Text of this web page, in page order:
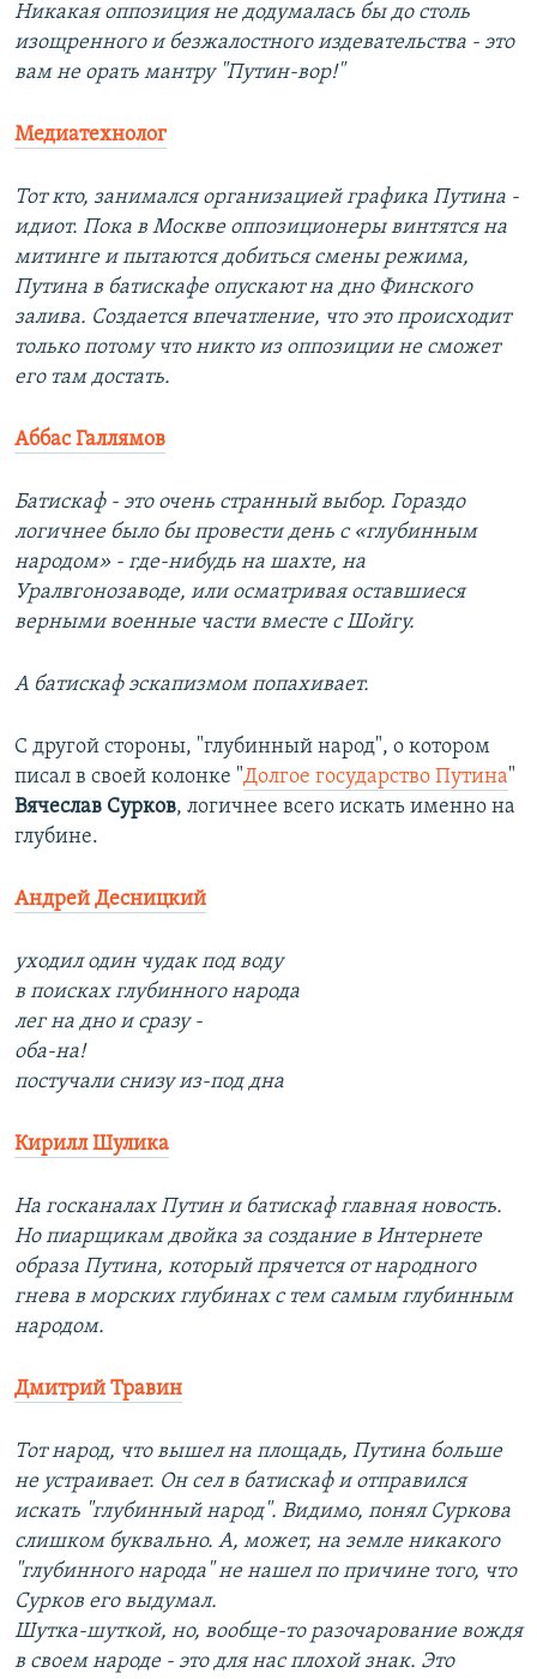
Никакая оппозиция не додумалась бы до столь
изощренного и безжалостного издевательства - это
вам не орать мантру "Путин-вор!"
Медиатехнолог
Тот кто, занимался организацией графика Путина -
идиот. Пока в Москве оппозиционеры винтятся на
митинге и пытаются добиться смены режима,
Путина в батискафе опускают на дно Финского
залива. Создается впечатление, что это происходит
только потому что никто из оппозиции не сможет
его там достать.
Аббас Галлямов
Батискаф - это очень странный выбор. Гораздо
логичнее было бы провести день с «глубинным
народом» - где-нибудь на шахте, на
Уралвгонозаводе, или осматривая оставшиеся
верными военные части вместе с Шойгу.
А батискаф эскапизмом попахивает.
С другой стороны, "глубинный народ", о котором
писал в своей колонке "Долгое государство Путина"
Вячеслав Сурков, логичнее всего искать именно на
глубине.
Андрей Десницкий
уходил один чудак под воду
в поисках глубинного народа
лег на дно и сразу -
оба-на!
постучали снизу из-под дна
Кирилл Шулика
На госканалах Путин и батискаф главная новость.
Но пиарщикам двойка за создание в Интернете
образа Путина, который прячется от народного
гнева в морских глубинах с тем самым глубинным
народом.
Дмитрий Травин
Тот народ, что вышел на площадь, Путина больше
не устраивает. Он сел в батискаф и отправился
искать "глубинный народ". Видимо, понял Суркова
слишком буквально. А, может, на земле никакого
"глубинного народа" не нашел по причине того, что
Сурков его выдумал.
Шутка-шуткой, но, вообще-то разочарование вождя
в своем народе - это для нас плохой знак. Это